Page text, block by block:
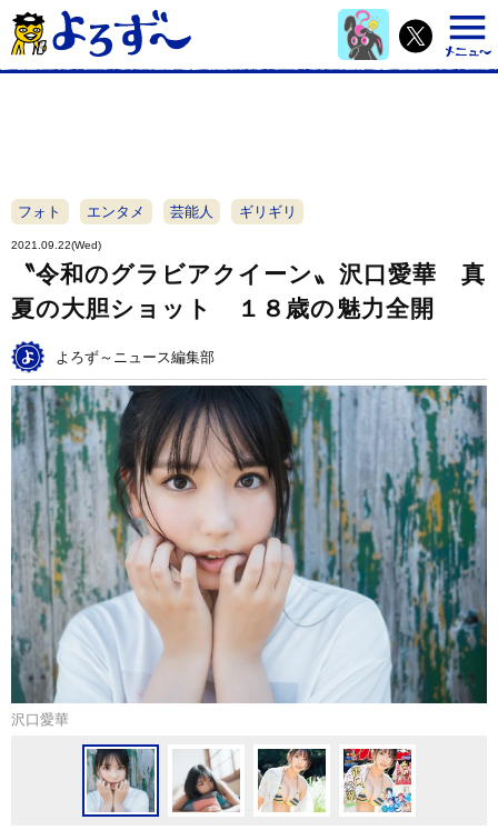
フォト エンタメ 芸能人 ギリギリ
2021.09.22(Wed)
〝令和のグラビアクイーン〟沢口愛華 真
夏の大胆ショット １８歳の魅力全開
よろず～ニュース編集部
沢口愛華